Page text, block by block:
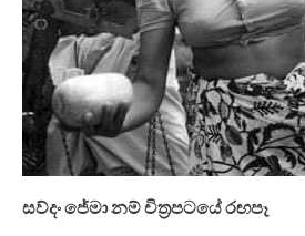
සව්දං ජේමා නම් චිත්‍රපටයේ රඟපෑ